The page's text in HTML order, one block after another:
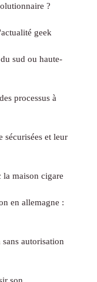
?
geek
sud ou haute-
processus à
sécurisées et leur
la maison cigare
en allemagne :
autorisation
son